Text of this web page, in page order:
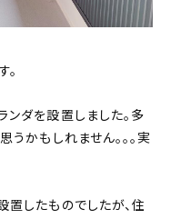
ダを設置しました。多
かもしれません。。。実
したものでしたが、住